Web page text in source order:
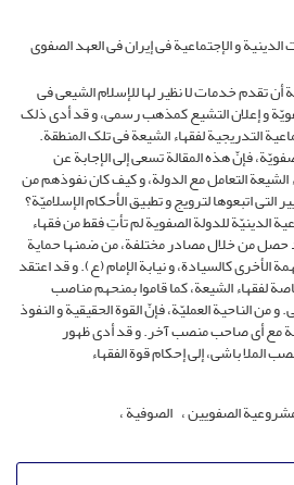
و الإجتماعیة فی إیران فی العهد الصفوی
تقدم خدمات لا نظیر لها للإسلام الشیعی فی
و إعلان التشیع کمذهب رسمی، و قد أدى ذلک
التدریجیة لفقهاء الشیعة فی تلک المنطقة.
فإنّ هذه المقالة تسعى إلى الإجابة عن
الشیعة التعامل مع الدولة، و کیف کان نفوذهم من
التی اتبعوها لترویج و تطبیق الأحکام الإسلامیّة؟
الدینیّة للدولة الصفویة لم تأتِ فقط من فقهاء
حصل من خلال مصادر مختلفة، من ضمنها حمایة
الأخرى کالسیادة، و نیابة الإمام (ع). و قد اعتقد
لفقهاء الشیعة، کما قاموا بمنحهم مناصب
الناحیة العملیّة، فإنّ القوة الحقیقیة و النفوذ
مع أی صاحب منصب آخر. و قد أدى ظهور
باشی، إلى إحکام قوة الفقهاء
الصفویین الصوفیة